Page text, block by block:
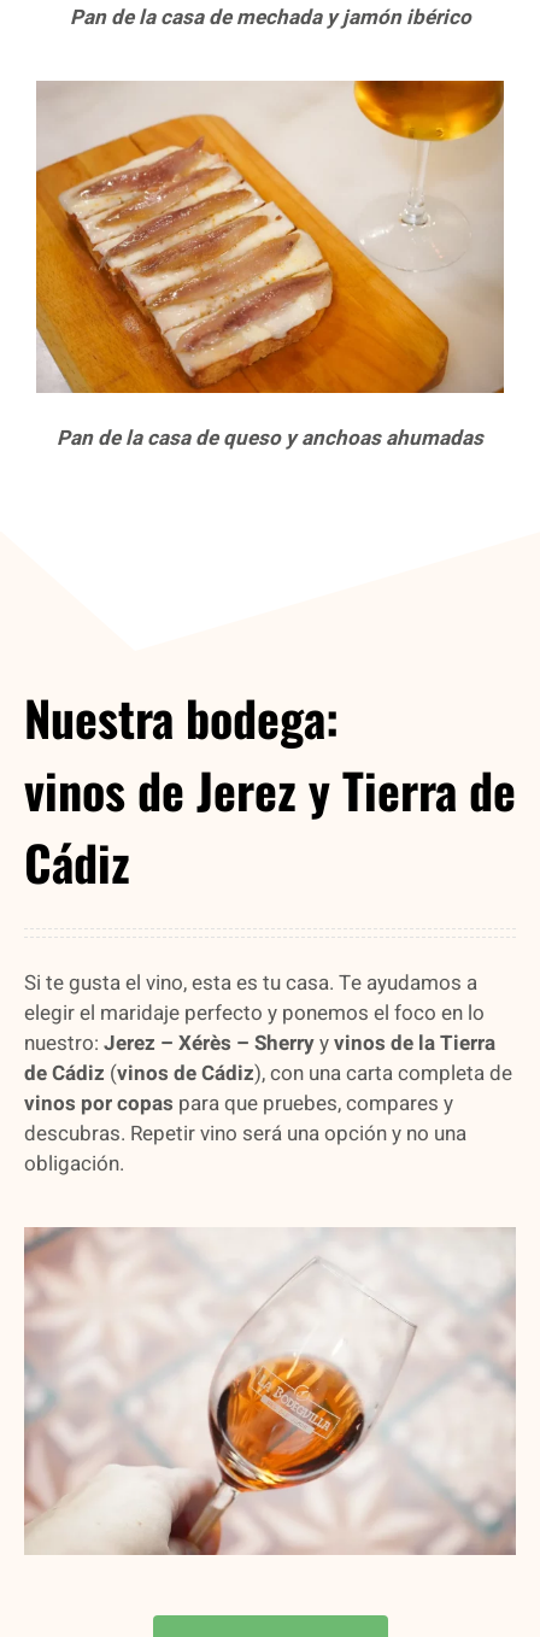
Pan de la casa de mechada y jamón ibérico
Pan de la casa de queso y anchoas ahumadas
Nuestra bodega:
vinos de Jerez y Tierra de
Cádiz
Si te gusta el vino, esta es tu casa. Te ayudamos a
elegir el maridaje perfecto y ponemos el foco en lo
nuestro: Jerez – Xérès – Sherryyvinos de la Tierra
de Cádiz (vinos de Cádiz), con una carta completa de
vinos por copas para que pruebes, compares y
descubras. Repetir vino será una opción y no una
obligación.